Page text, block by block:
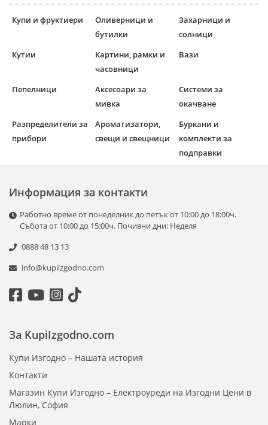
Купи и фруктиери
Оливерници и
бутилки
Захарници и
солници
Кутии
Картини, рамки и
часовници
Вази
Пепелници
Аксесоари за
мивка
Системи за
окачване
Разпределители за
прибори
Ароматизатори,
свещи и свещници
Буркани и
комплекти за
подправки
Информация за контакти
Работно време от понеделник до петък от 10:00 до 18:00ч.
Събота от 10:00 до 15:00ч. Почивни дни: Неделя
0888 48 13 13
info@kupiizgodno.com
За KupiIzgodno.com
Купи Изгодно – Нашата история
Контакти
Магазин Купи Изгодно – Електроуреди на Изгодни Цени в
Люлин, София
Марки